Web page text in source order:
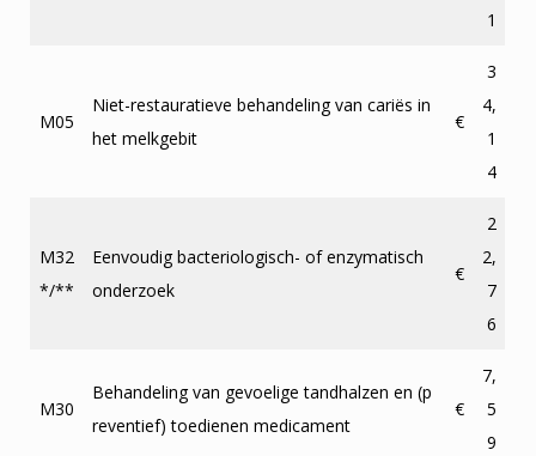
1
M05
Niet-restauratieve behandeling van cariës in
het melkgebit
€
3
4,
1
4
M32
*/**
Eenvoudig bacteriologisch- of enzymatisch
onderzoek
€
2
2,
7
6
M30
Behandeling van gevoelige tandhalzen en (p
reventief) toedienen medicament
€
7,
5
9